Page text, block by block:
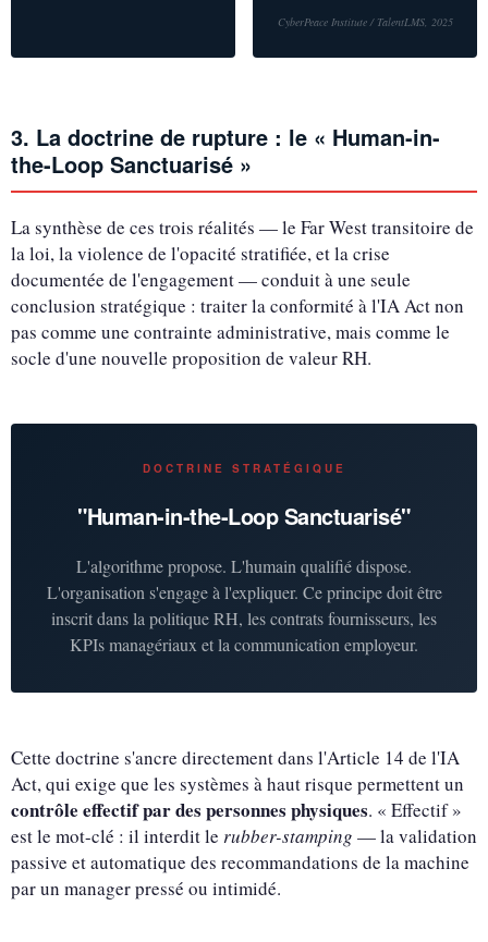
CyberPeace Institute / TalentLMS, 2025
3. La doctrine de rupture : le « Human-in-
the-Loop Sanctuarisé »
La synthèse de ces trois réalités — le Far West transitoire de
la loi, la violence de l'opacité stratifiée, et la crise
documentée de l'engagement — conduit à une seule
conclusion stratégique : traiter la conformité à l'IA Act non
pas comme une contrainte administrative, mais comme le
socle d'une nouvelle proposition de valeur RH.
DOCTRINE STRATÉGIQUE
"Human-in-the-Loop Sanctuarisé"
L'algorithme propose. L'humain qualifié dispose.
L'organisation s'engage à l'expliquer. Ce principe doit être
inscrit dans la politique RH, les contrats fournisseurs, les
KPIs managériaux et la communication employeur.
Cette doctrine s'ancre directement dans l'Article 14 de l'IA
Act, qui exige que les systèmes à haut risque permettent un
contrôle effectif par des personnes physiques. « Effectif »
est le mot-clé : il interdit le rubber-stamping — la validation
passive et automatique des recommandations de la machine
par un manager pressé ou intimidé.